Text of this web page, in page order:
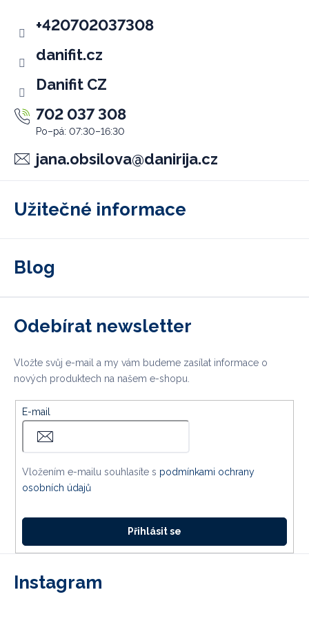
jana.obsilova@danirija.cz
702 037 308
Danifit CZ
danifit.cz
+420702037308
Užitečné informace
Blog
Odebírat newsletter
Vložte svůj e-mail a my vám budeme zasílat informace o
nových produktech na našem e-shopu.
E-mail
Vložením e-mailu souhlasíte s podmínkami ochrany
osobních údajů
Přihlásit se
Instagram